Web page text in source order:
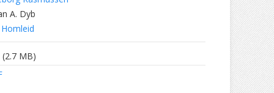
A. Dyb
(2.7 MB)